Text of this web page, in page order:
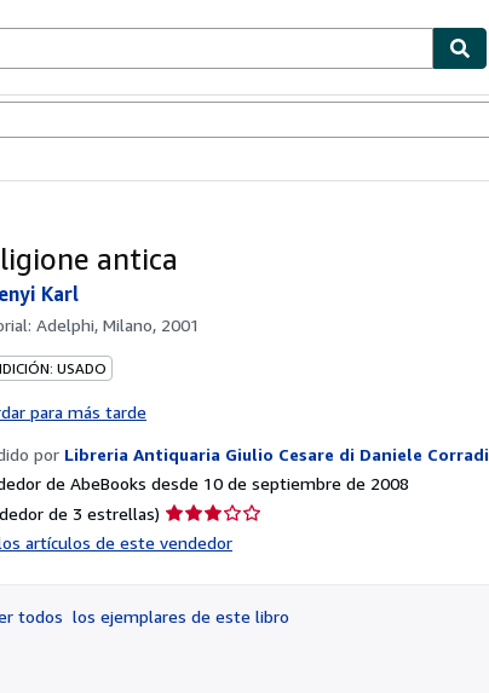
antica
Karl
Adelphi, Milano, 2001
USADO
para más tarde
por Libreria Antiquaria Giulio Cesare di Daniele Corradi
de AbeBooks desde 10 de septiembre de 2008
de 3 estrellas) Calificación
artículos de este vendedor
todos los ejemplares de este libro